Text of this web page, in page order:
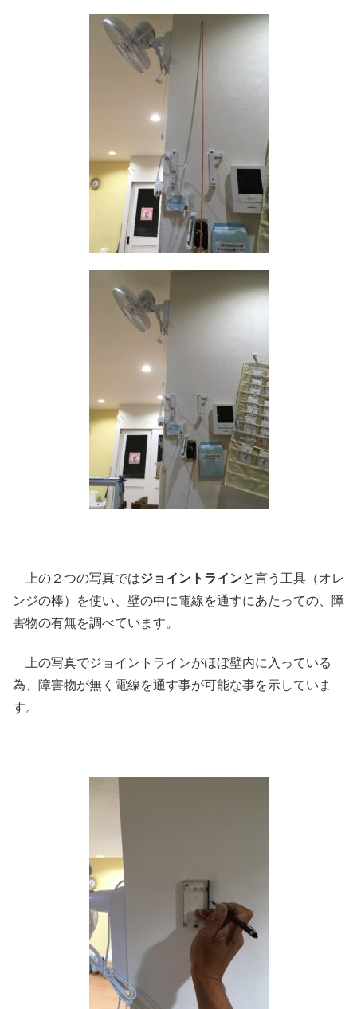
上の２つの写真ではジョイントラインと言う工具（オレ
ンジの棒）を使い、壁の中に電線を通すにあたっての、障
害物の有無を調べています。
上の写真でジョイントラインがほぼ壁内に入っている
為、障害物が無く電線を通す事が可能な事を示していま
す。